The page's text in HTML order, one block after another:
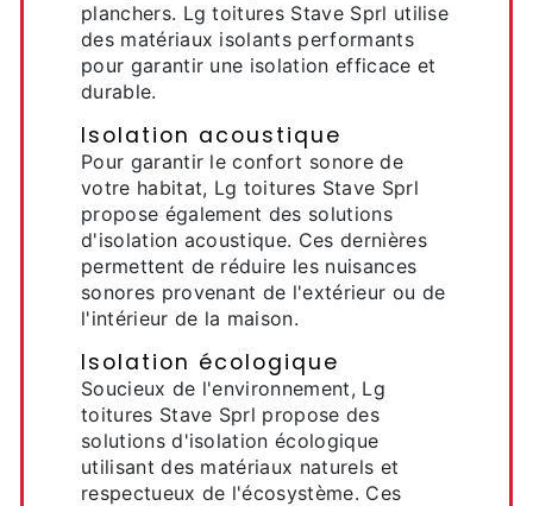
planchers. Lg toitures Stave Sprl utilise
des matériaux isolants performants
pour garantir une isolation efficace et
durable.
Isolation acoustique
Pour garantir le confort sonore de
votre habitat, Lg toitures Stave Sprl
propose également des solutions
d'isolation acoustique. Ces dernières
permettent de réduire les nuisances
sonores provenant de l'extérieur ou de
l'intérieur de la maison.
Isolation écologique
Soucieux de l'environnement, Lg
toitures Stave Sprl propose des
solutions d'isolation écologique
utilisant des matériaux naturels et
respectueux de l'écosystème. Ces